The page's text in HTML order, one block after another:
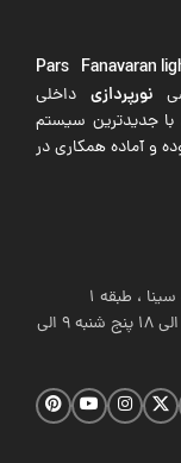
Pars Fanavaran
نورپردازی داخلی
با جدیدترین سیستم
و آماده همکاری در
ساعت کاری شیراز: شنبه تا چهارشنبه از ساعت 9 الی 18 پنج شنبه 9 الی